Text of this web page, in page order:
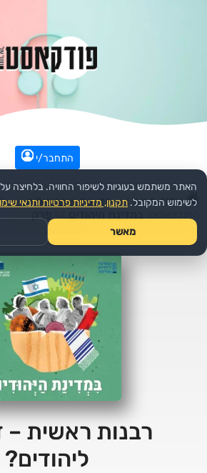
התחבר/י
עמוד הבית >> חדשות ואקטואליה >>
פרק
רבנות ראשית –
ליהודים?
האתר משתמש בעוגיות לשיפור החוויה. בלחיצה
לשימוש המקובל. תקנון, מדיניות פרטיות ותנאי
מאשר